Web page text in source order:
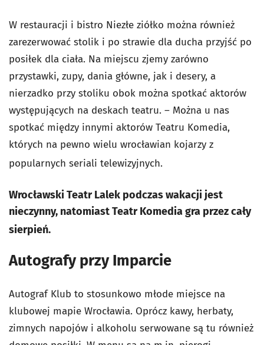
W restauracji i bistro Niezłe ziółko można również
zarezerwować stolik i po strawie dla ducha przyjść po
posiłek dla ciała. Na miejscu zjemy zarówno
przystawki, zupy, dania główne, jak i desery, a
nierzadko przy stoliku obok można spotkać aktorów
występujących na deskach teatru. – Można u nas
spotkać między innymi aktorów Teatru Komedia,
których na pewno wielu wrocławian kojarzy z
popularnych seriali telewizyjnych.
Wrocławski Teatr Lalek podczas wakacji jest
nieczynny, natomiast Teatr Komedia gra przez cały
sierpień.
Autografy przy Imparcie
Autograf Klub to stosunkowo młode miejsce na
klubowej mapie Wrocławia. Oprócz kawy, herbaty,
zimnych napojów i alkoholu serwowane są tu również